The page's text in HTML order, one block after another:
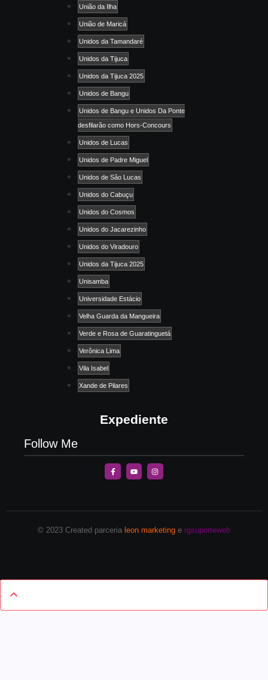
União da Ilha
União de Maricá
Unidos da Tamandaré
Unidos da Tijuca
Unidos da Tijuca 2025
Unidos de Bangu
Unidos de Bangu e Unidos Da Ponte
desfilarão como Hors-Concours
Unidos de Lucas
Unidos de Padre Miguel
Unidos de São Lucas
Unidos do Cabuçu
Unidos do Cosmos
Unidos do Jacarezinho
Unidos do Viradouro
Unidos da Tijuca 2025
Unisamba
Universidade Estácio
Velha Guarda da Mangueira
Verde e Rosa de Guaratinguetá
Verônica Lima
Vila Isabel
Xande de Pilares
Expediente
Follow Me
© 2023 Created parceria leon marketing e rgsuporteweb